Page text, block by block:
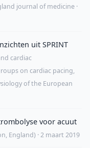
journal of medicine ·
uit SPRINT
cardiac
on cardiac pacing,
of the European
voor acuut
England) · 2 maart 2019